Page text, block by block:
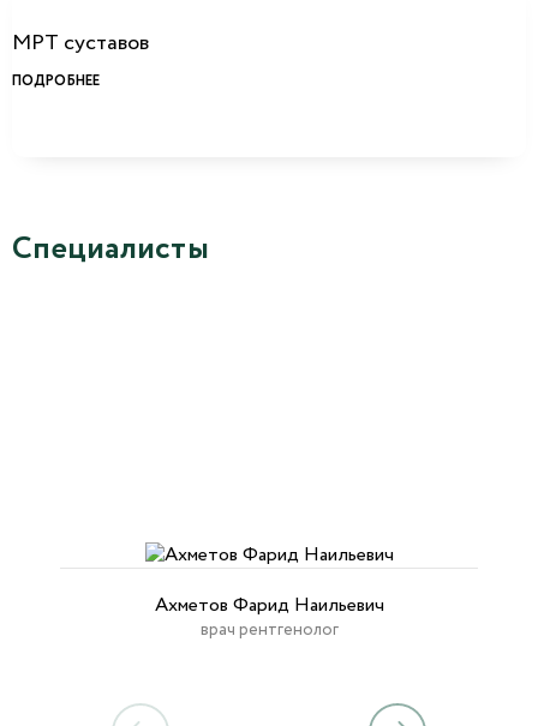
МРТ суставов
ПОДРОБНЕЕ
Специалисты
Ахметов Фарид Наильевич
врач рентгенолог